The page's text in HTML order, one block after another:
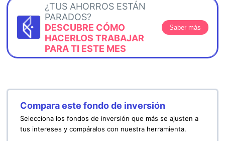
¿TUS AHORROS ESTÁN
PARADOS?
DESCUBRE CÓMO
HACERLOS TRABAJAR
PARA TI ESTE MES
Saber más
Compara este fondo de inversión
Selecciona los fondos de inversión que más se ajusten a
tus intereses y compáralos con nuestra herramienta.